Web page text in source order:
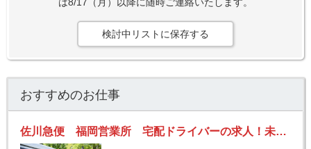
検討中リストに保存する
おすすめのお仕事
佐川急便 福岡営業所 宅配ドライバーの求人！未経験歓迎！先輩たちがサポートします♪